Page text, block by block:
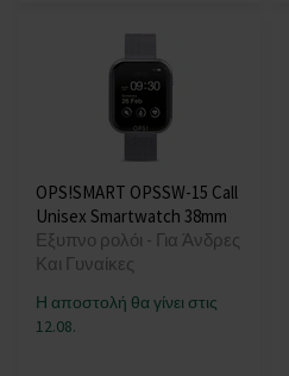
OPS!SMART OPSSW-15 Call
Unisex Smartwatch 38mm
Εξυπνο ρολόι - Για Άνδρες
Και Γυναίκες
Η αποστολή θα γίνει στις
12.08.